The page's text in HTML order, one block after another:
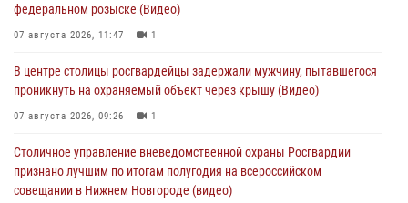
федеральном розыске (Видео)
07 августа 2026, 11:47 1
В центре столицы росгвардейцы задержали мужчину, пытавшегося
проникнуть на охраняемый объект через крышу (Видео)
07 августа 2026, 09:26 1
Столичное управление вневедомственной охраны Росгвардии
признано лучшим по итогам полугодия на всероссийском
совещании в Нижнем Новгороде (видео)